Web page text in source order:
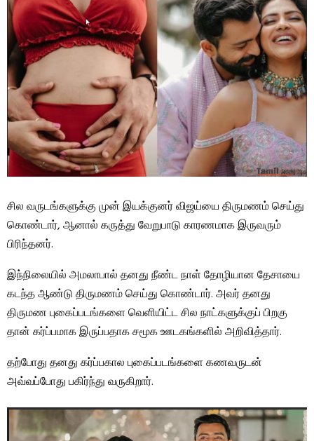
சில வருடங்களுக்கு முன் இயக்குனர் விஜய்யை திருமணம் செய்து
கொண்டார், ஆனால் கருத்து வேறுபாடு காரணமாக இருவரும்
பிரிந்தனர்.
இந்நிலையில் அமலாபால் தனது நீண்ட நாள் தோழியான தேசாயை
கடந்த ஆண்டு திருமணம் செய்து கொண்டார். அவர் தனது
திருமண புகைப்படங்களை வெளியிட்ட சில நாட்களுக்குப் பிறகு
தான் கர்ப்பமாக இருப்பதாக சமூக ஊடகங்களில் அறிவித்தார்.
தற்போது தனது கர்ப்பகால புகைப்படங்களை கணவருடன்
அவ்வப்போது பகிர்ந்து வருகிறார்.